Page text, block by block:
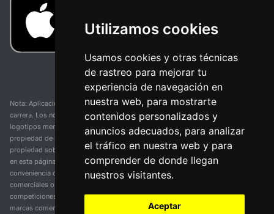
Utilizamos cookies
Usamos cookies y otras técnicas
de rastreo para mejorar tu
experiencia de navegación en
nuestra web, para mostrarte
contenidos personalizados y
anuncios adecuados, para analizar
el tráfico en nuestra web y para
comprender de donde llegan
nuestros visitantes.
Aceptar
Nota: Aplicación y web no oficial y no relacionada con ninguna organización o
carrera. Los nombres de equipos, competiciones, marcas comerciales y
logotipos mencionados en esta página de resultados de ciclismo son
propiedad de sus respectivos dueños. No tenemos afiliación, patrocinio ni
propiedad sobre estas marcas comerciales. Toda la información proporcionada
en esta página se presenta únicamente con fines informativos y para la
conveniencia de nuestros usuarios. Cualquier uso de nombres, marcas
comerciales o logotipos tiene el único propósito de identificar equipos y
competiciones y no implica asociación o respaldo. Todos los derechos de las
marcas comerciales mencionadas aquí pertenecen a sus propietarios legítimos.